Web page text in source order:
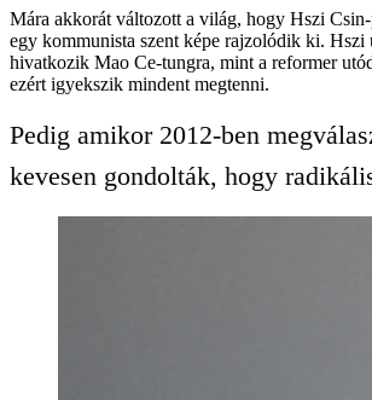
Mára akkorát változott a világ, hogy Hszi
egy kommunista szent képe rajzolódik ki. Hszi
hivatkozik Mao Ce-tungra, mint a reformer
ezért igyekszik mindent megtenni.
Pedig amikor 2012-ben
kevesen gondolták, hogy